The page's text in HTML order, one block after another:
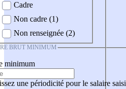
Cadre
Non cadre (1)
Non renseignée (2)
BRUT MINIMUM
minimum
une périodicité pour le salaire saisi